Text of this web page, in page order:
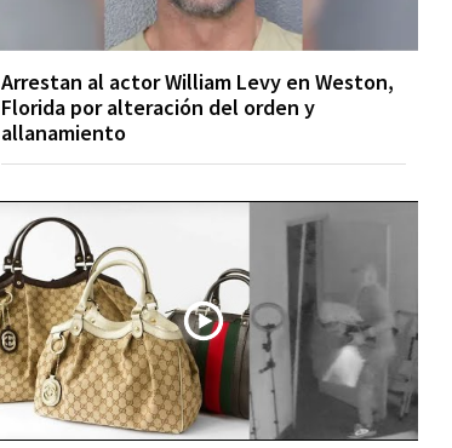
Arrestan al actor William Levy en Weston,
Florida por alteración del orden y
allanamiento